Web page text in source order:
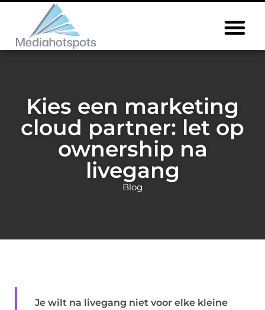
Kies een marketing
cloud partner: let op
ownership na
livegang
Blog
Je wilt na livegang niet voor elke kleine